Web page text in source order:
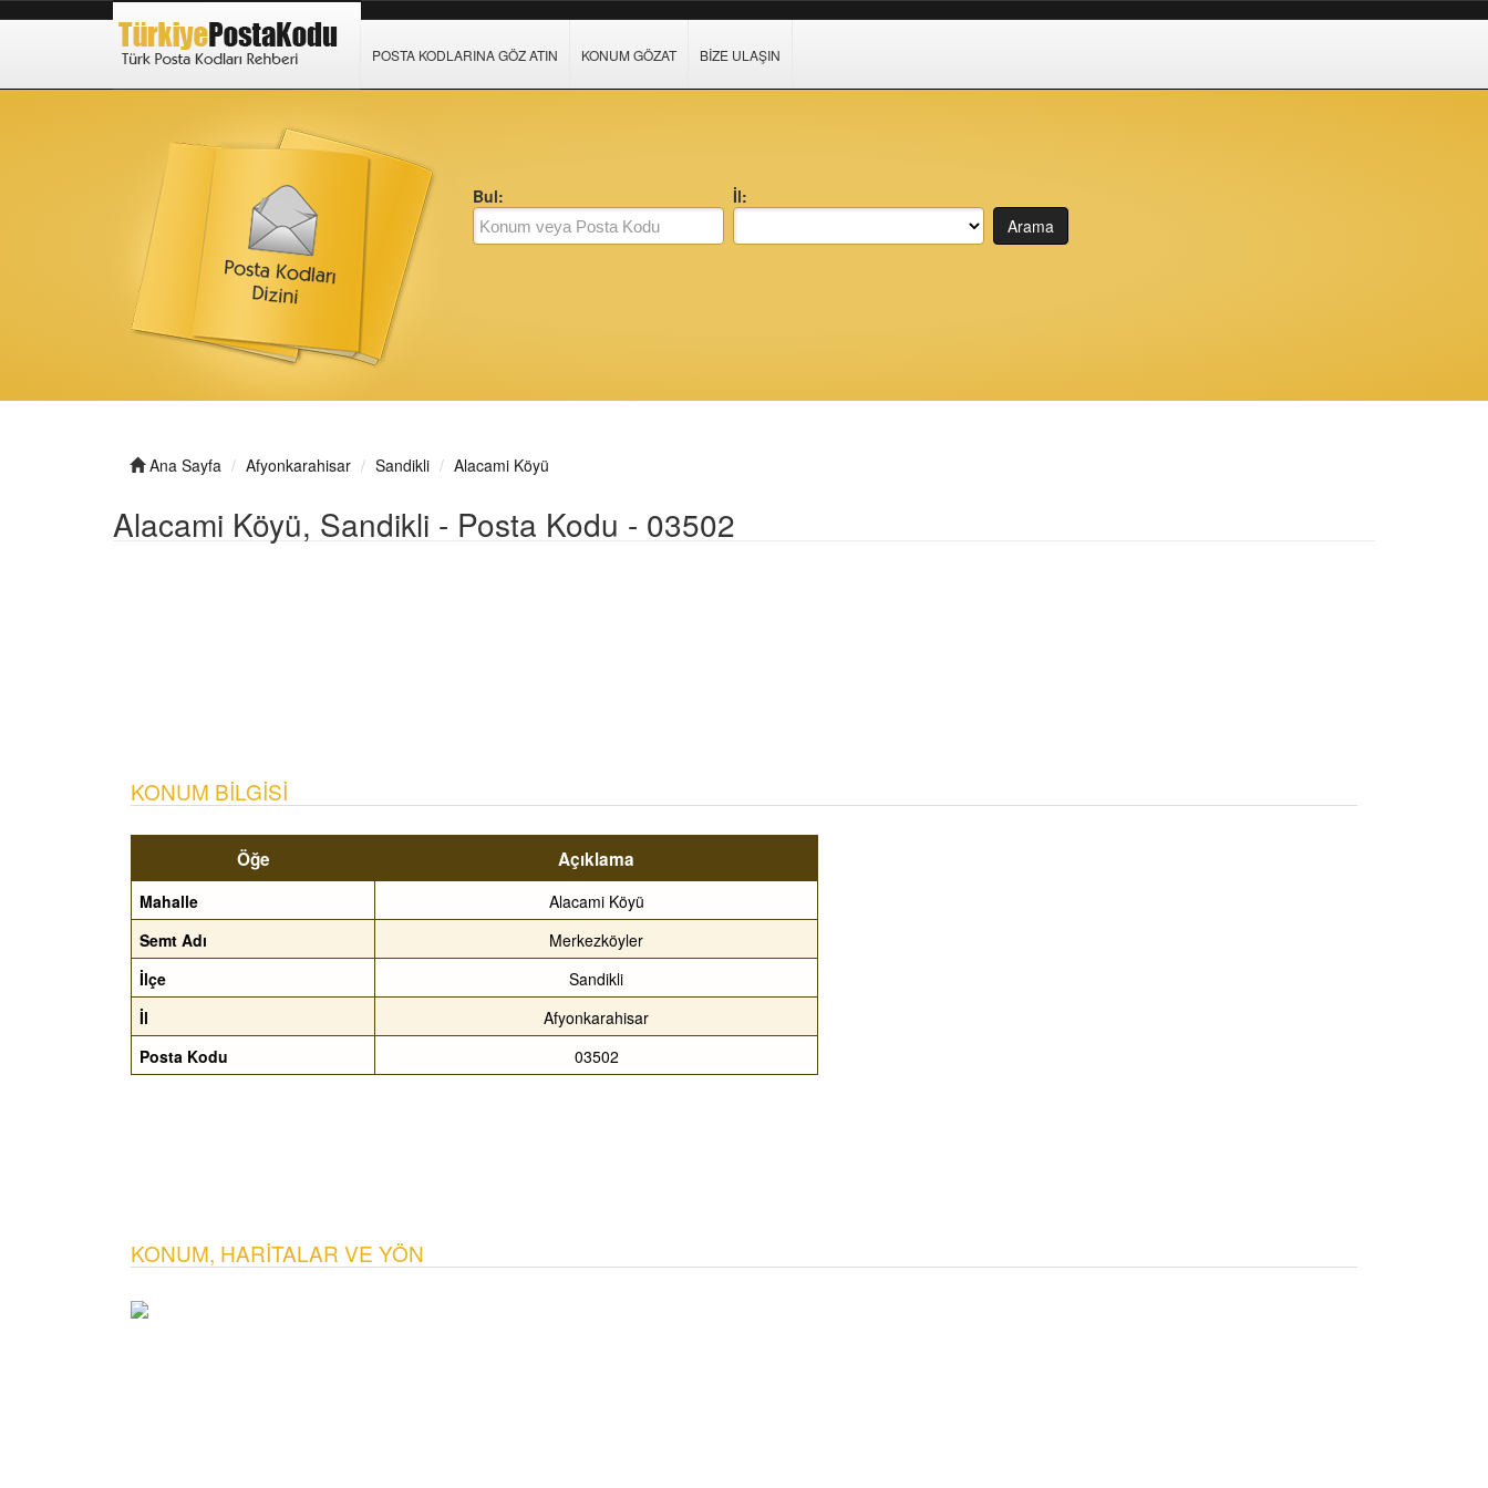
POSTA KODLARINA GÖZ ATIN KONUM GÖZAT BIZE ULAŞIN
Bul:
İl:
Arama
Ana Sayfa Afyonkarahisar Sandikli Alacami Köyü
Alacami Köyü, Sandikli - Posta Kodu - 03502
KONUM BILGISI
Öğe Açıklama
Mahalle
Alacami Köyü
Semt Adı
Merkezköyler
İlçe
Sandikli
İl
Afyonkarahisar
Posta Kodu
03502
KONUM, HARITALAR VE YÖN